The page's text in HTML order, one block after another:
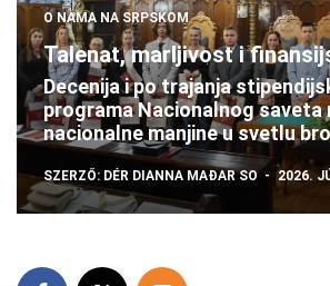
O NAMA NA SRPSKOM
Talenat, marljivost i
Decenija i po trajanja
programa Nacionalnog saveta
nacionalne manjine u svetlu
SZERZŐ: DÉR DIANNA MAĐAR SO 2026.